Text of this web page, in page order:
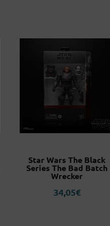
Star Wars The Black
Series The Bad Batch
Wrecker
34,05€